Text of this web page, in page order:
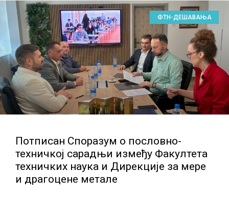
ФТН-ДЕШАВАЊА
Потписан Споразум о пословно-
техничкој сарадњи између Факултета
техничких наука и Дирекције за мере
и драгоцене метале